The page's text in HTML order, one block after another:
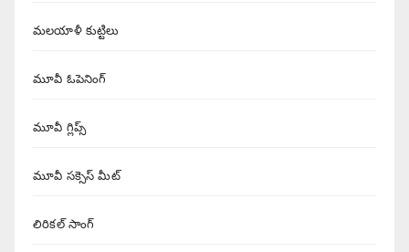
మలయాళీ కుట్టిలు
మూవీ ఓపెనింగ్
మూవీ గ్లిప్స్
మూవీ సక్సెస్ మీట్
లిరికల్ సాంగ్